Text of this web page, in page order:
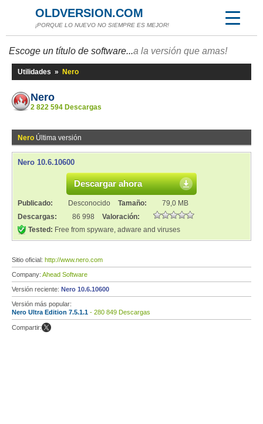
OLDVERSION.COM
¡PORQUE LO NUEVO NO SIEMPRE ES MEJOR!
Escoge un título de software...a la versión que amas!
Utilidades » Nero
Nero
2 822 594 Descargas
Nero Última versión
Nero 10.6.10600
Descargar ahora
Publicado: Desconocido Tamaño:
79,0 MB
Descargas:
86 998
Valoración:
Tested: Free from spyware, adware and viruses
Sitio oficial: http://www.nero.com
Company: Ahead Software
Versión reciente: Nero 10.6.10600
Versión más popular:
Nero Ultra Edition 7.5.1.1 - 280 849 Descargas
Compartir: